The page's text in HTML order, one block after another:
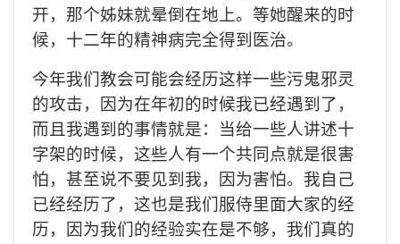
开，那个姊妹就晕倒在地上。等她醒来的时
候，十二年的精神病完全得到医治。
今年我们教会可能会经历这样一些污鬼邪灵
的攻击，因为在年初的时候我已经遇到了，
而且我遇到的事情就是：当给一些人讲述十
字架的时候，这些人有一个共同点就是很害
怕，甚至说不要见到我，因为害怕。我自己
已经经历了，这也是我们服侍里面大家的经
历，因为我们的经验实在是不够，我们真的